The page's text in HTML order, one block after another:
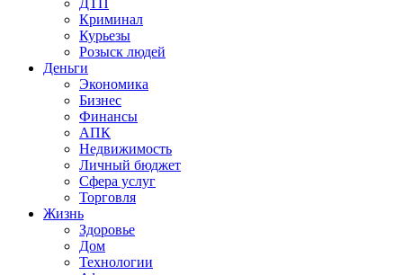
ДТП
Криминал
Курьезы
Розыск людей
Деньги
Экономика
Бизнес
Финансы
АПК
Недвижимость
Личный бюджет
Сфера услуг
Торговля
Жизнь
Здоровье
Дом
Технологии